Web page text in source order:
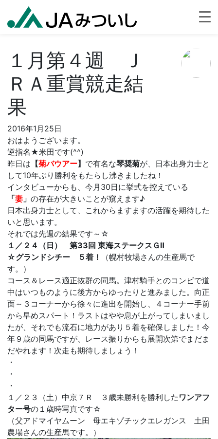
１月第４週 Ｊ
ＲＡ重賞競走結
果
2016年1月25日
おはようございます。
逆指名★米田です(^^)
昨日は 【菊バウアー】 で有名な琴奨菊が、日本出身力士と
して10年ぶり勝利をもたらし沸きましたね！
インタビューからも、今月30日に挙式を控えている
「妻 」 の存在が大きいことが窺えます♪
日本出身力士として、これからますますの活躍を期待した
いと思います。
それでは先週の結果です～☆
１／２４（日） 第33回 東海ステークスＧⅡ
☆グランドシチー ５着！
（幌村牧場さんの生産馬で
す。）
コース＆レース適正抜群の同馬。津村騎手とのコンビで道
中はいつものように後方からゆったりと進みました。向正
面～３コーナーから徐々に進出を開始し、４コーナー手前
から早めスパート！ラストはやや息が上がってしまいまし
たが、それでも流石に地力があり５着を確保しました！今
年９歳の同馬ですが、レース振りからも展開次第でまだま
だやれます！次走も期待しましょう！
・
・
・
１／２３（土）中京７Ｒ ３歳未勝利を勝利した ワンアフ
ター号の１歳時写真です☆
（父アドマイヤムーン 母エキゾチックエレガンス 土田
農場さんの生産馬です。）